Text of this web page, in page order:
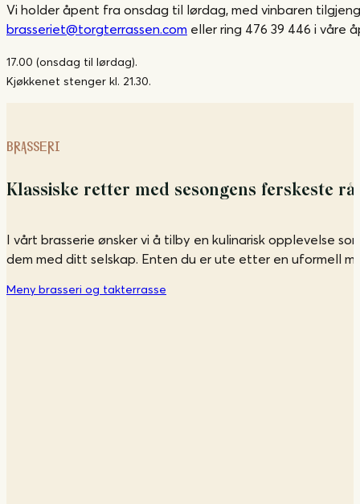
Vi holder åpent fra onsdag til lørdag, med vinbaren
brasseriet@torgterrassen.com eller ring 476 39 446 i våre
17.00 (onsdag til lørdag).
Kjøkkenet stenger kl. 21.30.
Klassiske retter med sesongens ferskeste
BRASSERI
I vårt brasserie ønsker vi å tilby en kulinarisk opplevelse
dem med ditt selskap. Enten du er ute etter en uformell
Meny brasseri og takterrasse